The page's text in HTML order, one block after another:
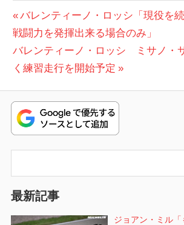
投
稿
ナ
ビ
ゲ
ー
ン
前
の
投
稿:
バレンティーノ・ロッシ「現役を
戦闘力を発揮出来る場合のみ」
次
の
稿:
バレンティーノ・ロッシ ミサノ・
く練習走行を開始予定
最新記事
ジョアン・ミル